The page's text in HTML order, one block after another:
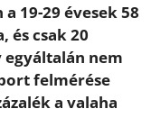
19-29 évesek 58
és csak 20
nem
felmérése
a valaha